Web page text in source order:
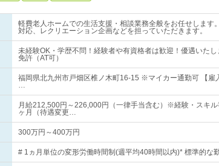
軽費老人ホームでの生活支援・相談業務全般をお任せします
対応、レクリエーション企画などを担っていただきます。
未経験OK・学歴不問！経験者や有資格者は歓迎！優遇いた
免許（AT可）
福岡県北九州市戸畑区椎ノ木町16-15 ※マイカー通勤可 【雇
…
月給212,500円～226,000円（一律手当含む）※経験・スキ
ヶ月（待遇変更…
300万円～400万円
# 1ヵ月単位の変形労働時間制(週平均40時間以内)* 標準的